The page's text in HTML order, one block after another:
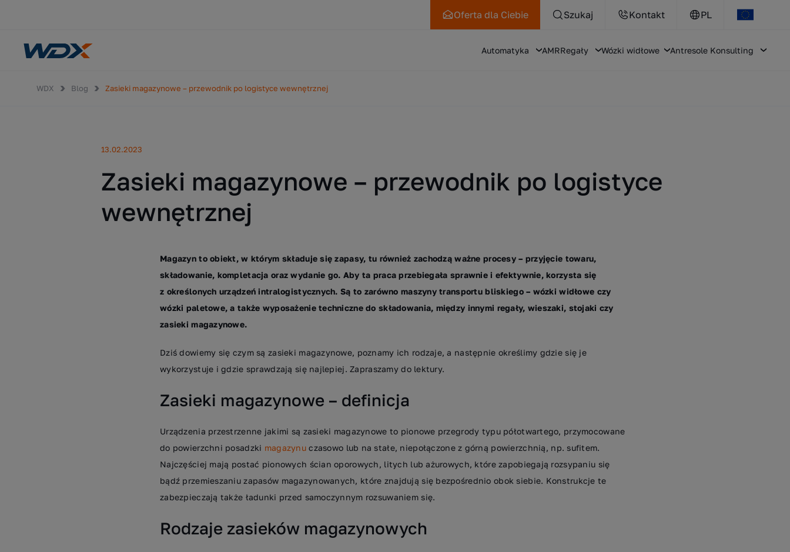
Oferta dla Ciebie Szukaj Kontakt PL
Automatyka AMRRegały Wózki widłowe Antresole Konsulting
WDX Blog Zasieki magazynowe – przewodnik po logistyce wewnętrznej
13.02.2023
Zasieki magazynowe – przewodnik po logistyce
wewnętrznej
Magazyn to obiekt, w którym składuje się zapasy, tu również zachodzą ważne procesy – przyjęcie towaru,
składowanie, kompletacja oraz wydanie go. Aby ta praca przebiegała sprawnie i efektywnie, korzysta się
z określonych urządzeń intralogistycznych. Są to zarówno maszyny transportu bliskiego – wózki widłowe czy
wózki paletowe, a także wyposażenie techniczne do składowania, między innymi regały, wieszaki, stojaki czy
zasieki magazynowe.
Dziś dowiemy się czym są zasieki magazynowe, poznamy ich rodzaje, a następnie określimy gdzie się je
wykorzystuje i gdzie sprawdzają się najlepiej. Zapraszamy do lektury.
Zasieki magazynowe – definicja
Urządzenia przestrzenne jakimi są zasieki magazynowe to pionowe przegrody typu półotwartego, przymocowane
do powierzchni posadzki magazynuczasowo lub na stałe, niepołączone z górną powierzchnią, np. sufitem.
Najczęściej mają postać pionowych ścian oporowych, litych lub ażurowych, które zapobiegają rozsypaniu się
bądź przemieszaniu zapasów magazynowanych, które znajdują się bezpośrednio obok siebie. Konstrukcje te
zabezpieczają także ładunki przed samoczynnym rozsuwaniem się.
Rodzaje zasieków magazynowych